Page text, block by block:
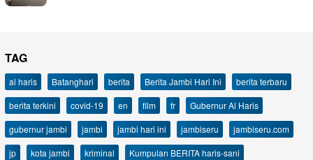
TAG
al haris Batanghari berita Berita Jambi Hari Ini
berita terbaru
berita terkini
covid-19 en film fr
Gubernur Al Haris
gubernur jambi
jambi jambi hari ini jambiseru
jambiseru.com
jp
kota jambi kriminal
Kumpulan BERITA haris-sani